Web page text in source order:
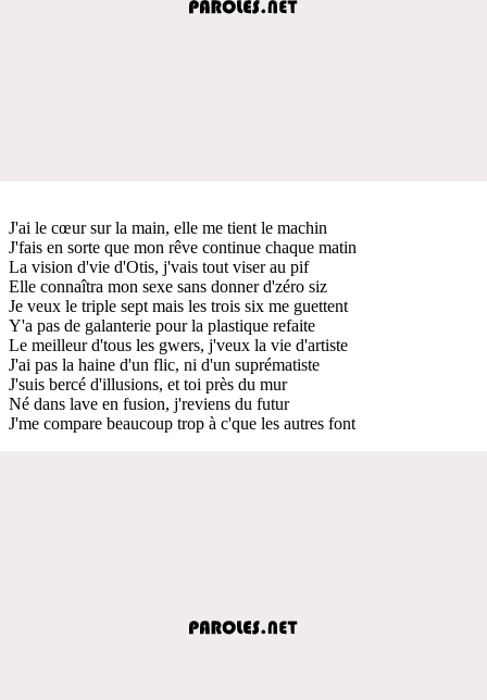
J'ai le cœur sur la main, elle me tient le machin
J'fais en sorte que mon rêve continue chaque matin
La vision d'vie d'Otis, j'vais tout viser au pif
Elle connaîtra mon sexe sans donner d'zéro siz
Je veux le triple sept mais les trois six me guettent
Y'a pas de galanterie pour la plastique refaite
Le meilleur d'tous les gwers, j'veux la vie d'artiste
J'ai pas la haine d'un flic, ni d'un suprématiste
J'suis bercé d'illusions, et toi près du mur
Né dans lave en fusion, j'reviens du futur
J'me compare beaucoup trop à c'que les autres font